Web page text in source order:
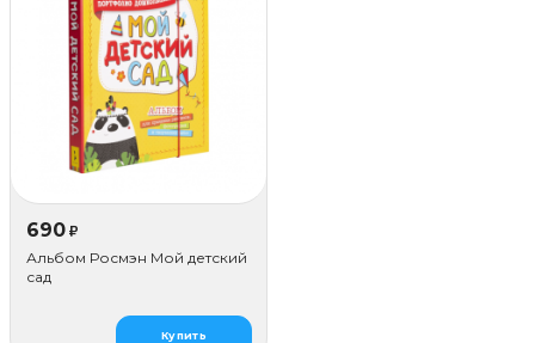
690 ₽
Альбом Росмэн Мой детский
сад
Купить